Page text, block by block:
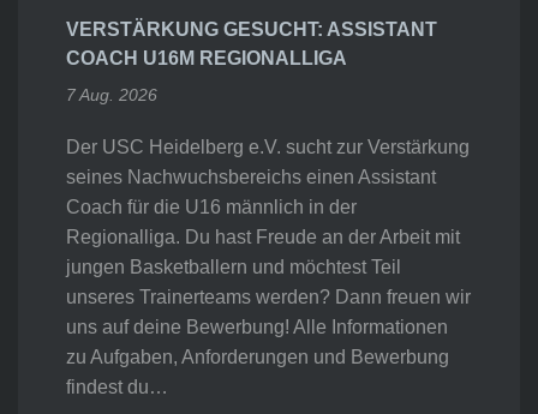
VERSTÄRKUNG GESUCHT: ASSISTANT
COACH U16M REGIONALLIGA
7 Aug. 2026
Der USC Heidelberg e.V. sucht zur Verstärkung
seines Nachwuchsbereichs einen Assistant
Coach für die U16 männlich in der
Regionalliga. Du hast Freude an der Arbeit mit
jungen Basketballern und möchtest Teil
unseres Trainerteams werden? Dann freuen wir
uns auf deine Bewerbung! Alle Informationen
zu Aufgaben, Anforderungen und Bewerbung
findest du…